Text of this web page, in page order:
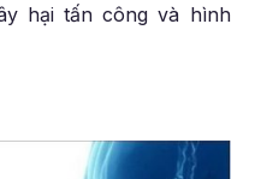
hại tấn công và hình